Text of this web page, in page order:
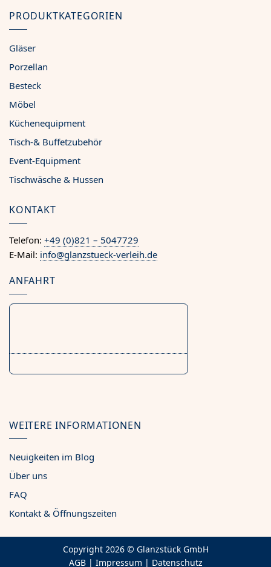
PRODUKTKATEGORIEN
Gläser
Porzellan
Besteck
Möbel
Küchenequipment
Tisch-& Buffetzubehör
Event-Equipment
Tischwäsche & Hussen
KONTAKT
Telefon: +49 (0)821 – 5047729
E-Mail: info@glanzstueck-verleih.de
ANFAHRT
WEITERE INFORMATIONEN
Neuigkeiten im Blog
Über uns
FAQ
Kontakt & Öffnungszeiten
Copyright 2026 © Glanzstück GmbH
AGB| Impressum | Datenschutz